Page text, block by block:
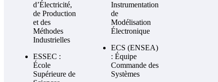
d’Électricité,
de Production
et des
Méthodes
Industrielles
ESSEC :
École
Supérieure de
Instrumentation
de
Modélisation
Électronique
ECS (ENSEA)
: Équipe
Commande des
Systèmes